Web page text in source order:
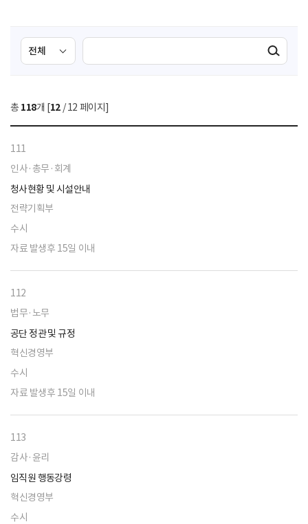
검
색
선
택
색
검색실행
총 118개 [12 / 12 페이지]
111
인사·총무·회계
청사현황 및 시설안내
전략기획부
수시
자료 발생후 15일 이내
112
법무·노무
공단 정관 및 규정
혁신경영부
수시
자료 발생후 15일 이내
113
감사·윤리
임직원 행동강령
혁신경영부
수시